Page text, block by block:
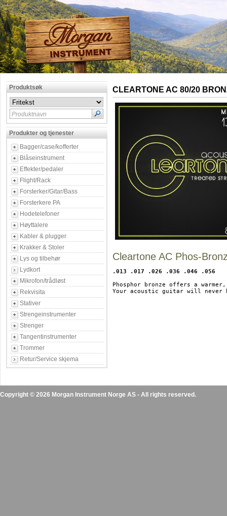
Produktsøk
Produktnavn
Produkter og tjenester
Bagger/case/kofferter
Blåseinstrument
Effekter/pedaler
Flight/Rack
Forsterker/Gitar/Bass
Forsterkere PA
Hodetelefoner
Høyttalere
Kabler & plugger
Krakker & Stoler
Lys og tilbehør
Lydkort
Mikrofon/trådløst
Rekvisita
Stativer
Strengeinstrumenter
Strenger
Tangentinstrumenter
Trommer
Retur/Service skjema
CLEARTONE AC 80/20
Cleartone AC Phos-
.013 .017 .026 .036 .046 .056
Phosphor bronze offers a
Your acoustic guitar will never
Copyright © 2026 Morgan Instrument Norge AS - All rights reserved.